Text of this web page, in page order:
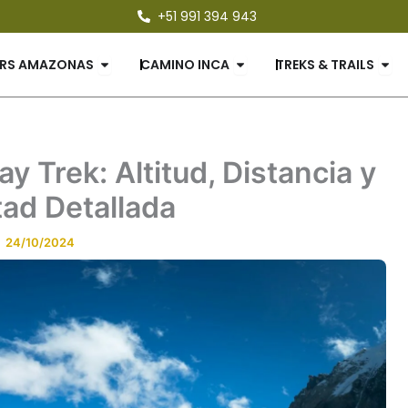
+51 991 394 943
AMAZONAS Open TOURS AMAZONAS
CAMINO INCA Open CAMINO INCA
TREKS & TRAILS
Trek: Altitud, Distancia y
Detallada
24/10/2024